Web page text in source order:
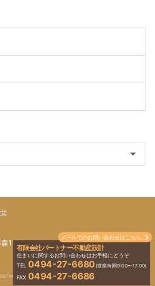
メールでのお問い合わせはこちら
有限会社パートナー不動産設計
住まいに関するお問い合わせはお手軽にどうぞ
TEL 0494-27-6680(営業時間9:00〜17:00)
FAX 0494-27-6686
1179-4